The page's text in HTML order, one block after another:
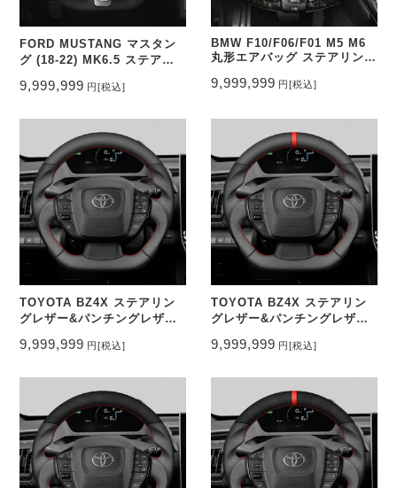
FORD MUSTANG マスタン
グ (18-22) MK6.5 ステアリ
レザー トップマーク有り
9,999,999 円[税込]
BMW F10/F06/F01 M5 M6
丸形エアバッグ ステアリング
ザー トップマーク有り
9,999,999 円[税込]
TOYOTA BZ4X ステアリン
グレザー&パンチングレザー
BZ4_NAP
9,999,999 円 [税込]
TOYOTA BZ4X ステアリン
グレザー&パンチングレザー
BZ4_NAPO
9,999,999 円 [税込]